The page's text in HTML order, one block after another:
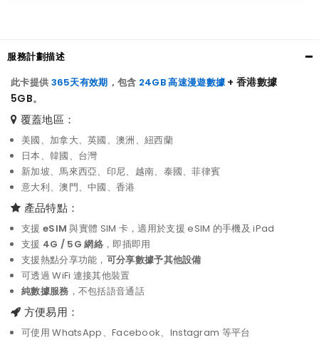
服務計劃描述
此卡提供 365天有效期 ，包含 24GB 高速漫遊數據 + 香港數據
5GB。
覆蓋地區：
美國、加拿大、英國、澳洲、紐西蘭
日本、韓國、台灣
新加坡、馬來西亞、印尼、越南、泰國、菲律賓
意大利、澳門、中國、香港
產品特點：
支援 eSIM 與實體 SIM 卡，適用於支援 eSIM 的手機及 iPad
支援 4G / 5G 網絡，即插即用
支援熱點分享功能， 可分享數據予其他設備
可透過 WiFi 連接其他裝置
純數據服務 ，不包括語音通話
方便易用：
可使用 WhatsApp、Facebook、Instagram 等平台